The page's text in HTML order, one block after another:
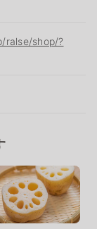
ralse/shop/?